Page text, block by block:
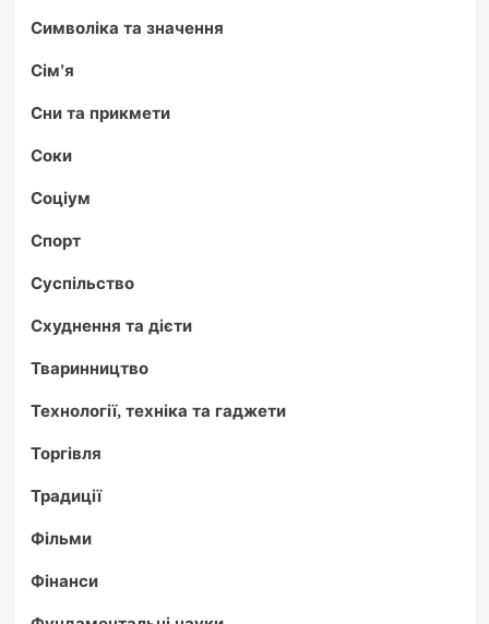
Символіка та значення
Сім'я
Сни та прикмети
Соки
Соціум
Спорт
Суспільство
Схуднення та дієти
Тваринництво
Технології, техніка та гаджети
Торгівля
Традиції
Фільми
Фінанси